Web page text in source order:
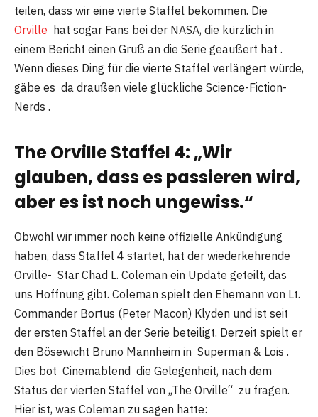
teilen, dass wir eine vierte Staffel bekommen. Die
Orville hat sogar Fans bei der NASA, die kürzlich in
einem Bericht einen Gruß an die Serie geäußert hat .
Wenn dieses Ding für die vierte Staffel verlängert würde,
gäbe es da draußen viele glückliche Science-Fiction-
Nerds .
The Orville Staffel 4: „Wir
glauben, dass es passieren wird,
aber es ist noch ungewiss.“
Obwohl wir immer noch keine offizielle Ankündigung
haben, dass Staffel 4 startet, hat der wiederkehrende
Orville- Star Chad L. Coleman ein Update geteilt, das
uns Hoffnung gibt. Coleman spielt den Ehemann von Lt.
Commander Bortus (Peter Macon) Klyden und ist seit
der ersten Staffel an der Serie beteiligt. Derzeit spielt er
den Bösewicht Bruno Mannheim in Superman & Lois .
Dies bot Cinemablend die Gelegenheit, nach dem
Status der vierten Staffel von „The Orville“ zu fragen.
Hier ist, was Coleman zu sagen hatte: